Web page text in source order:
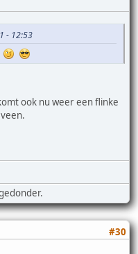
- 12:53
ook nu weer een flinke
#30